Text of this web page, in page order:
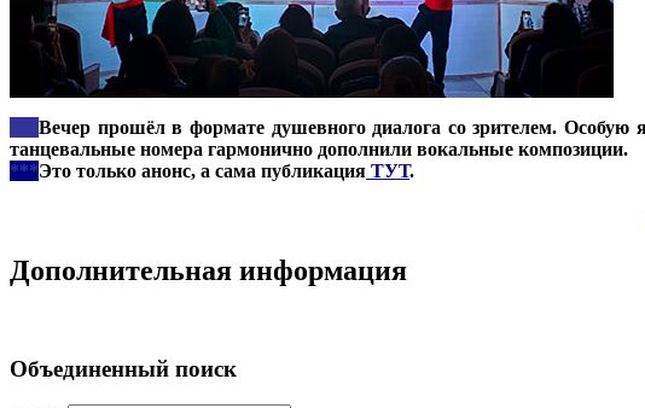
Вечер прошёл в формате душевного диалога со зрителем.
танцевальные номера гармонично дополнили вокальные композиции.
***Это только анонс, а сама публикация ТУТ.
Дополнительная информация
Объединенный поиск